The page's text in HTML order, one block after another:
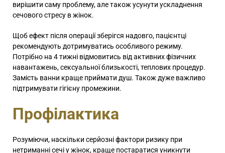
вирішити саму проблему, але також усунути ускладнення
сечового стресу в жінок.
Щоб ефект після операції зберігся надовго, пацієнтці
рекомендують дотримуватись особливого режиму.
Потрібно на 4 тижні відмовитись від активних фізичних
навантажень, сексуальної близькості, теплових процедур.
Замість ванни краще приймати душ. Також дуже важливо
підтримувати гігієну промежини.
Профілактика
Розуміючи, наскільки серйозні фактори ризику при
нетриманні сечі у жінок, краще постаратися уникнути